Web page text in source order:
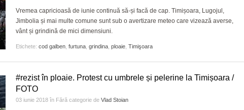
Vremea capricioasă de iunie continuă să-și facă de cap. Timișoara, Lugojul,
Jimbolia și mai multe comune sunt sub o avertizare meteo care vizează averse,
vânt și grindină de mici dimensiuni.
Etichete: cod galben furtuna grindina ploaie Timişoara
#rezist în ploaie. Protest cu umbrele și pelerine la Timișoara /
FOTO
03 iunie 2018 în Fără categorie de Vlad Stoian